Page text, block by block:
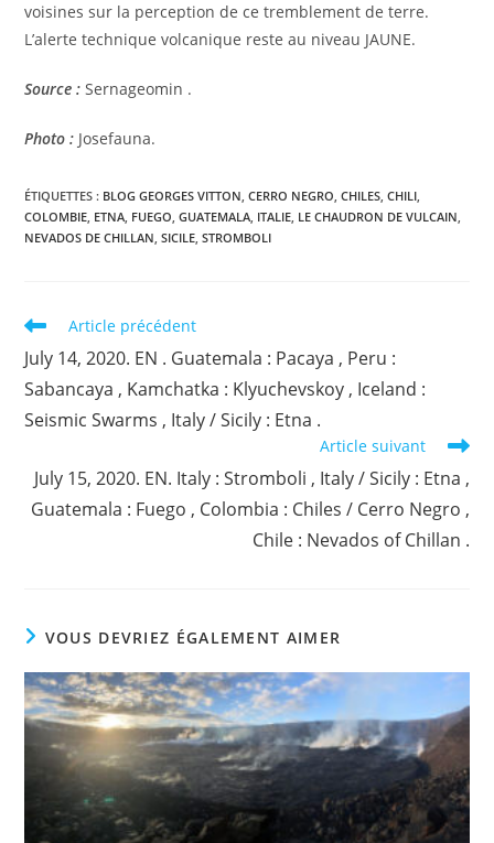
voisines sur la perception de ce tremblement de terre.
L’alerte technique volcanique reste au niveau JAUNE.
Source : Sernageomin .
Photo : Josefauna.
ÉTIQUETTES : BLOG GEORGES VITTON, CERRO NEGRO, CHILES, CHILI,
COLOMBIE, ETNA, FUEGO, GUATEMALA, ITALIE, LE CHAUDRON DE VULCAIN,
NEVADOS DE CHILLAN, SICILE, STROMBOLI
Read
more
articles
Article précédent
July 14, 2020. EN . Guatemala : Pacaya , Peru :
Sabancaya , Kamchatka : Klyuchevskoy , Iceland :
Seismic Swarms , Italy / Sicily : Etna .
Article suivant
July 15, 2020. EN. Italy : Stromboli , Italy / Sicily : Etna ,
Guatemala : Fuego , Colombia : Chiles / Cerro Negro ,
Chile : Nevados of Chillan .
VOUS DEVRIEZ ÉGALEMENT AIMER